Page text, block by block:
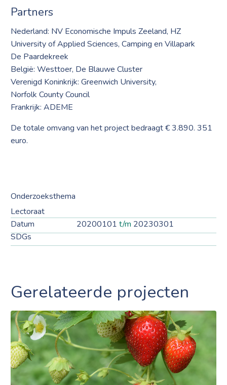
Partners
Nederland: NV Economische Impuls Zeeland, HZ
University of Applied Sciences, Camping en Villapark
De Paardekreek
België: Westtoer, De Blauwe Cluster
Verenigd Koninkrijk: Greenwich University,
Norfolk County Council
Frankrijk: ADEME
De totale omvang van het project bedraagt € 3.890. 351
euro.
Onderzoeksthema
Lectoraat
Datum
20200101 t/m 20230301
SDGs
Gerelateerde projecten